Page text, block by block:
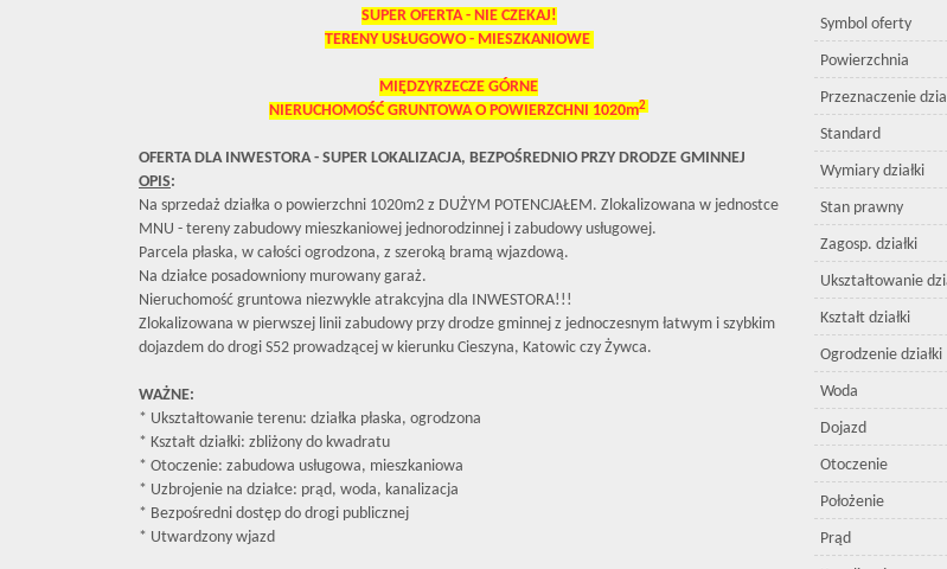
SUPER OFERTA - NIE CZEKAJ!
TERENY USŁUGOWO - MIESZKANIOWE
MIĘDZYRZECZE GÓRNE
NIERUCHOMOŚĆ GRUNTOWA O POWIERZCHNI 1020m2
OFERTA DLA INWESTORA - SUPER LOKALIZACJA, BEZPOŚREDNIO PRZY DRODZE GMINNEJ
OPIS:
Na sprzedaż działka o powierzchni 1020m2 z DUŻYM POTENCJAŁEM. Zlokalizowana w jednostce
MNU - tereny zabudowy mieszkaniowej jednorodzinnej i zabudowy usługowej.
Parcela płaska, w całości ogrodzona, z szeroką bramą wjazdową.
Na działce posadowniony murowany garaż.
Nieruchomość gruntowa niezwykle atrakcyjna dla INWESTORA!!!
Zlokalizowana w pierwszej linii zabudowy przy drodze gminnej z jednoczesnym łatwym i szybkim
dojazdem do drogi S52 prowadzącej w kierunku Cieszyna, Katowic czy Żywca.
WAŻNE:
* Ukształtowanie terenu: działka płaska, ogrodzona
* Kształt działki: zbliżony do kwadratu
* Otoczenie: zabudowa usługowa, mieszkaniowa
* Uzbrojenie na działce: prąd, woda, kanalizacja
* Bezpośredni dostęp do drogi publicznej
* Utwardzony wjazd
Symbol oferty
Powierzchnia
Przeznaczenie
Standard
Wymiary działki
Stan prawny
Zagosp. działki
Ukształtowanie
Kształt działki
Ogrodzenie działki
Woda
Dojazd
Otoczenie
Położenie
Prąd